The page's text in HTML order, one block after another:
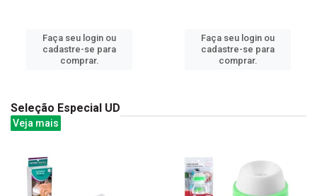
Faça seu login ou
cadastre-se para
comprar.
Faça seu login ou
cadastre-se para
comprar.
Seleção Especial UD
Veja mais